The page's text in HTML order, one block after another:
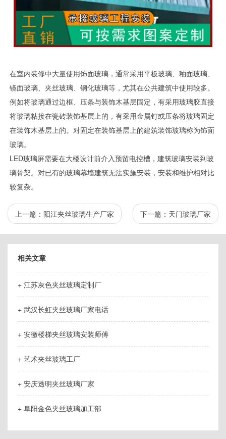
在室内装修中大量使用饰面玻璃，通常采用平板玻璃、釉面玻璃、
镜面玻璃、夹丝玻璃、钢化玻璃等，尤其在公共建筑中使用较多。
例如将玻璃通过边框、压条与装饰木基层固定，有采用玻璃胶直接
将玻璃粘接在瓷砖装饰基层上的，有采用金属钉或压条将玻璃固定
在装饰木基层上的。对固定在装饰基层上的建筑装饰玻璃称为饰面
玻璃。
LED玻璃屏需要在大楼设计前介入预留电控槽，建筑玻璃安装到玻
璃骨架。对已有的玻璃幕墙建筑无法实施安装，安装和维护相对比
较复杂。
上一篇： 阳江夹丝玻璃生产厂家 下一篇： 天门玻璃厂家
相关文章
+ 江苏灰色夹丝玻璃定制厂
+ 武汉长虹夹丝玻璃厂家电话
+ 安徽楼梯夹丝玻璃安装师傅
+ 艺术夹丝玻璃工厂
+ 安庆透明夹丝玻璃厂家
+ 阜阳金色夹丝玻璃加工部